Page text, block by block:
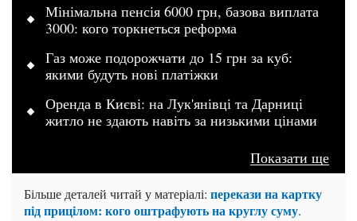
Мінімальна пенсія 6000 грн, базова виплата
3000: кого торкнеться реформа
Газ може подорожчати до 15 грн за куб:
якими будуть нові платіжки
Оренда в Києві: на Лук'янівці та Дарниці
житло не здають навіть за низькими цінами
Показати ще
Більше деталей читай у матеріалі: перекази на картку
під прицілом: кого оштрафують на круглу суму.